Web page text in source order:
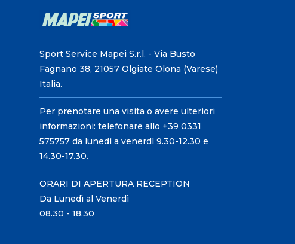
Sport Service Mapei S.r.l. - Via Busto
Fagnano 38, 21057 Olgiate Olona (Varese)
Italia.
Per prenotare una visita o avere ulteriori
informazioni: telefonare allo +39 0331
575757 da lunedì a venerdì 9.30-12.30 e
14.30-17.30.
ORARI DI APERTURA RECEPTION
Da Lunedì al Venerdì
08.30 - 18.30